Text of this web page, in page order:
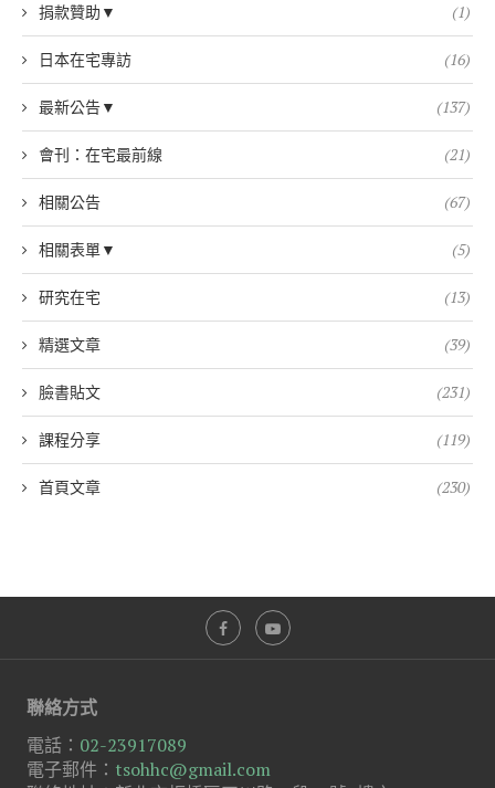
捐款贊助▼ (1)
日本在宅專訪 (16)
最新公告▼ (137)
會刊：在宅最前線 (21)
相關公告 (67)
相關表單▼ (5)
研究在宅 (13)
精選文章 (39)
臉書貼文 (231)
課程分享 (119)
首頁文章 (230)
聯絡方式
電話： 02-23917089
電子郵件： tsohhc@gmail.com